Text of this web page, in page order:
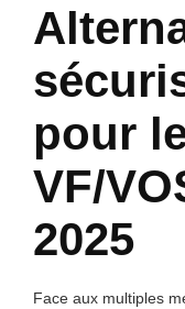
pour
VF/
2025
Face aux multiples